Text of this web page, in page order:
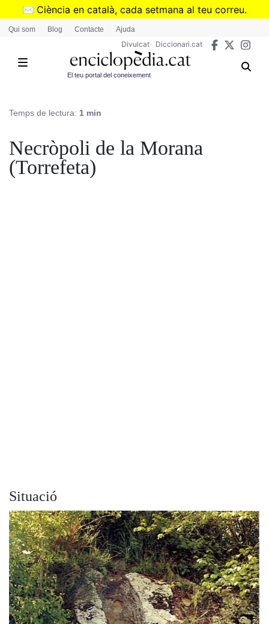
Vés
✉️ Ciència en català, cada setmana al teu correu.
➜Subscriu-te al butlletí de Divulcat
Qui som Blog Contacte Ajuda
Divulcat Diccionari.cat
El teu portal del coneixement
Temps de lectura: 1 min
Necròpoli de la Morana
(Torrefeta)
Situació